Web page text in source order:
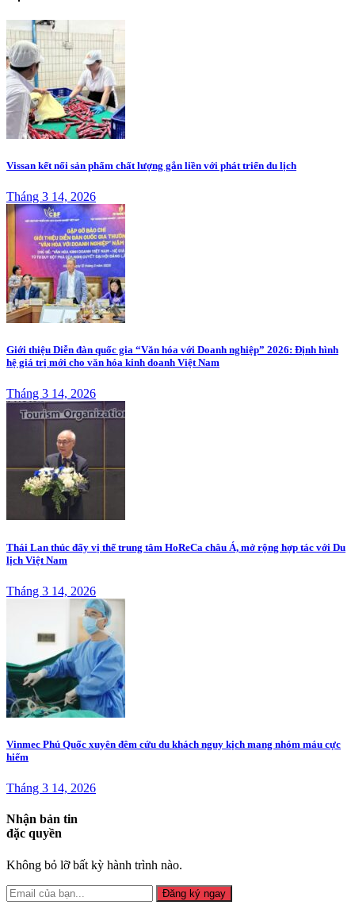
Vissan kết nối sản phẩm chất lượng gắn liền với phát triển du lịch
Tháng 3 14, 2026
Giới thiệu Diễn đàn quốc gia “Văn hóa với Doanh nghiệp” 2026: Định hình
hệ giá trị mới cho văn hóa kinh doanh Việt Nam
Tháng 3 14, 2026
Thái Lan thúc đẩy vị thế trung tâm HoReCa châu Á, mở rộng hợp tác với Du
lịch Việt Nam
Tháng 3 14, 2026
Vinmec Phú Quốc xuyên đêm cứu du khách nguy kịch mang nhóm máu cực
hiếm
Tháng 3 14, 2026
Nhận bản tin
đặc quyền
Không bỏ lỡ bất kỳ hành trình nào.
Đăng ký ngay